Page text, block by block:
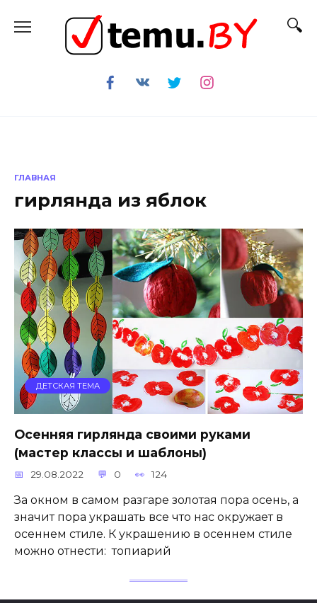
содержанию
ГЛАВНАЯ
гирлянда из яблок
ДЕТСКАЯ ТЕМА
Осенняя гирлянда своими руками
(мастер классы и шаблоны)
29.08.2022 0 124
За окном в самом разгаре золотая пора осень, а
значит пора украшать все что нас окружает в
осеннем стиле. К украшению в осеннем стиле
можно отнести: топиарий